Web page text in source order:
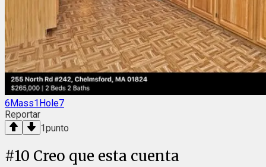
6Mass1Hole7
Reportar
1punto
#10 Creo que esta cuenta